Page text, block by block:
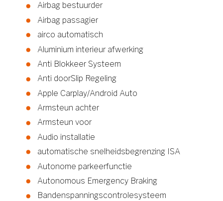
Airbag bestuurder
Airbag passagier
airco automatisch
Aluminium interieur afwerking
Anti Blokkeer Systeem
Anti doorSlip Regeling
Apple Carplay/Android Auto
Armsteun achter
Armsteun voor
Audio installatie
automatische snelheidsbegrenzing ISA
Autonome parkeerfunctie
Autonomous Emergency Braking
Bandenspanningscontrolesysteem